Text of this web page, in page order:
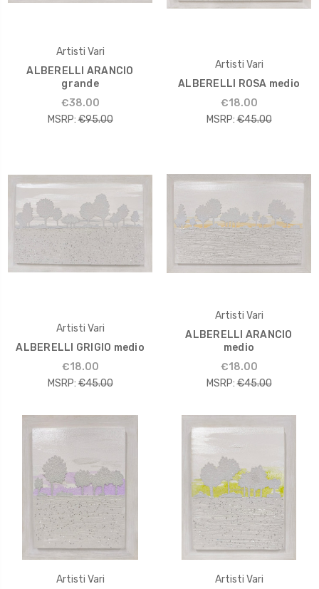
Artisti Vari
ALBERELLI ARANCIO
grande
€38.00
MSRP: €95.00
Artisti Vari
ALBERELLI ROSA medio
€18.00
MSRP: €45.00
Artisti Vari
ALBERELLI GRIGIO medio
€18.00
MSRP: €45.00
Artisti Vari
ALBERELLI ARANCIO
medio
€18.00
MSRP: €45.00
Artisti Vari
Artisti Vari